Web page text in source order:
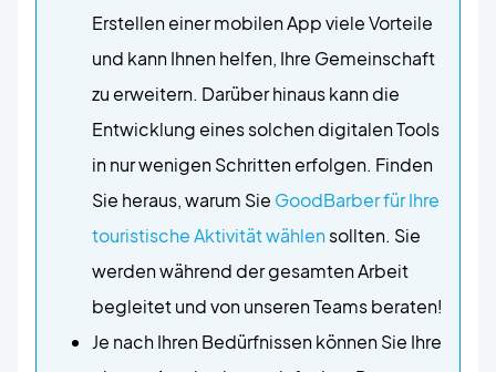
Erstellen einer mobilen App viele Vorteile
und kann Ihnen helfen, Ihre Gemeinschaft
zu erweitern. Darüber hinaus kann die
Entwicklung eines solchen digitalen Tools
in nur wenigen Schritten erfolgen. Finden
Sie heraus, warum Sie GoodBarber für Ihre
touristische Aktivität wählensollten. Sie
werden während der gesamten Arbeit
begleitet und von unseren Teams beraten!
Je nach Ihren Bedürfnissen können Sie Ihre